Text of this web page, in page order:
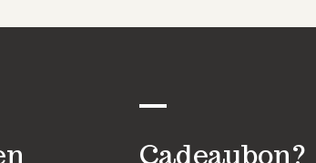
Cadeaubon?